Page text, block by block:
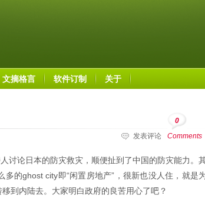
文摘格言 软件订制 关于
0
Comments
发表评论
讨论日本的防灾救灾，顺便扯到了中国的防灾能力。
的ghost city即“闲置房地产”，很新也没人住，就是
到内陆去。大家明白政府的良苦用心了吧？